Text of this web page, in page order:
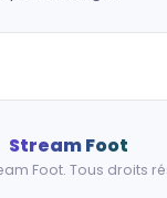
Stream Foot
Foot. Tous droits